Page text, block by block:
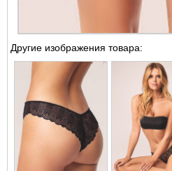
Другие изображения товара: